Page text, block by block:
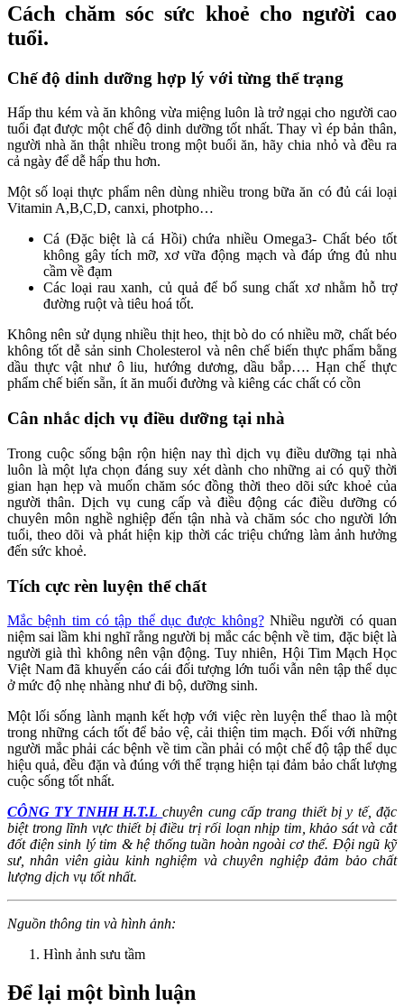
Cách chăm sóc sức khoẻ cho người cao
tuổi.
Chế độ dinh dưỡng hợp lý với từng thể trạng
Hấp thu kém và ăn không vừa miệng luôn là trở ngại cho người cao
tuổi đạt được một chế độ dinh dưỡng tốt nhất. Thay vì ép bản thân,
người nhà ăn thật nhiều trong một buổi ăn, hãy chia nhỏ và đều ra
cả ngày để dễ hấp thu hơn.
Một số loại thực phẩm nên dùng nhiều trong bữa ăn có đủ cái loại
Vitamin A,B,C,D, canxi, photpho…
Cá (Đặc biệt là cá Hồi) chứa nhiều Omega3- Chất béo tốt
không gây tích mỡ, xơ vữa động mạch và đáp ứng đủ nhu
cầm về đạm
Các loại rau xanh, củ quả để bổ sung chất xơ nhằm hỗ trợ
đường ruột và tiêu hoá tốt.
Không nên sử dụng nhiều thịt heo, thịt bò do có nhiều mỡ, chất béo
không tốt dễ sản sinh Cholesterol và nên chế biến thực phẩm bằng
dầu thực vật như ô liu, hướng dương, dầu bắp…. Hạn chế thực
phẩm chế biến sẵn, ít ăn muối đường và kiêng các chất có cồn
Cân nhắc dịch vụ điều dưỡng tại nhà
Trong cuộc sống bận rộn hiện nay thì dịch vụ điều dưỡng tại nhà
luôn là một lựa chọn đáng suy xét dành cho những ai có quỹ thời
gian hạn hẹp và muốn chăm sóc đồng thời theo dõi sức khoẻ của
người thân. Dịch vụ cung cấp và điều động các điều dưỡng có
chuyên môn nghề nghiệp đến tận nhà và chăm sóc cho người lớn
tuổi, theo dõi và phát hiện kịp thời các triệu chứng làm ảnh hưởng
đến sức khoẻ.
Tích cực rèn luyện thể chất
Mắc bệnh tim có tập thể dục được không?Nhiều người có quan
niệm sai lầm khi nghĩ rằng người bị mắc các bệnh về tim, đặc biệt là
người già thì không nên vận động. Tuy nhiên, Hội Tim Mạch Học
Việt Nam đã khuyến cáo cái đối tượng lớn tuổi vẫn nên tập thể dục
ở mức độ nhẹ nhàng như đi bộ, dưỡng sinh.
Một lối sống lành mạnh kết hợp với việc rèn luyện thể thao là một
trong những cách tốt để bảo vệ, cải thiện tim mạch. Đối với những
người mắc phải các bệnh về tim cần phải có một chế độ tập thể dục
hiệu quả, đều đặn và đúng với thể trạng hiện tại đảm bảo chất lượng
cuộc sống tốt nhất.
CÔNG TY TNHH H.T.L chuyên cung cấp trang thiết bị y tế, đặc
biệt trong lĩnh vực thiết bị điều trị rối loạn nhịp tim, khảo sát và cắt
đốt điện sinh lý tim & hệ thống tuần hoàn ngoài cơ thể. Đội ngũ kỹ
sư, nhân viên giàu kinh nghiệm và chuyên nghiệp đảm bảo chất
lượng dịch vụ tốt nhất.
Nguồn thông tin và hình ảnh:
Hình ảnh sưu tầm
Để lại một bình luận